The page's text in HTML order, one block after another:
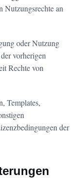
Nutzungsrechte an
oder Nutzung
vorherigen
Rechte von
Templates,
der